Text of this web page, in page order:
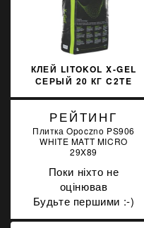
КЛЕЙ LITOKOL X-GEL
СЕРЫЙ 20 КГ C2TE
РЕЙТИНГ
Плитка Opoczno PS906
WHITE MATT MICRO
29X89
Поки ніхто не
оцінював
Будьте першими :-)